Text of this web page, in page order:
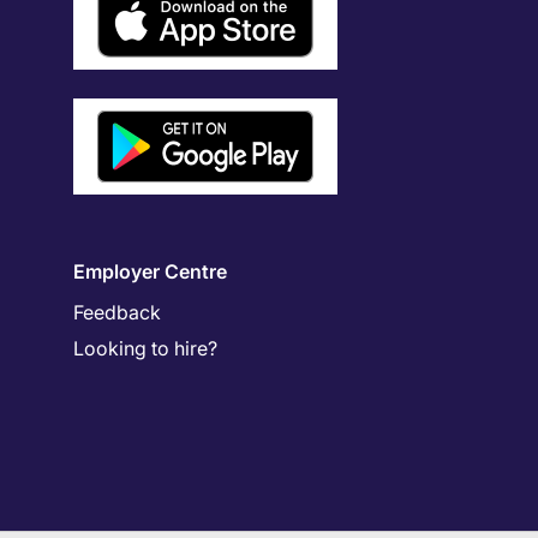
Employer Centre
Feedback
Looking to hire?